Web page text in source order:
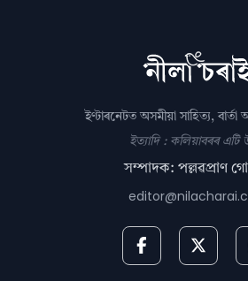
ইণ্টাৰনেটত অসমীয়া সাহিত্য,
ইত্যাদি : কলিয়াবৰৰ এটি
সম্পাদক: পল্লৱপ্ৰাণ